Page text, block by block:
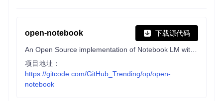
open-notebook 下载源代码
项目地址：
https://gitcode.com/GitHub_Trending/op/open-
notebook